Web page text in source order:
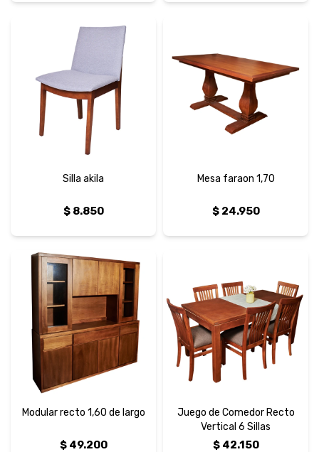
Silla akila
$ 8.850
Mesa faraon 1,70
$ 24.950
Modular recto 1,60 de largo
$ 49.200
Juego de Comedor Recto
Vertical 6 Sillas
$ 42.150